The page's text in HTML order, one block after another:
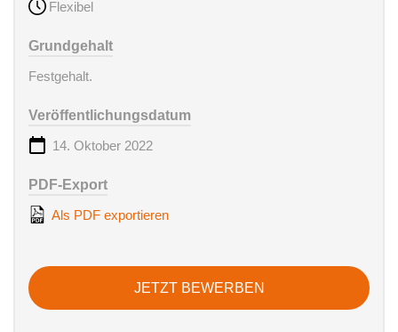
Flexibel
Grundgehalt
Festgehalt.
Veröffentlichungsdatum
14. Oktober 2022
PDF-Export
Als PDF exportieren
JETZT BEWERBEN